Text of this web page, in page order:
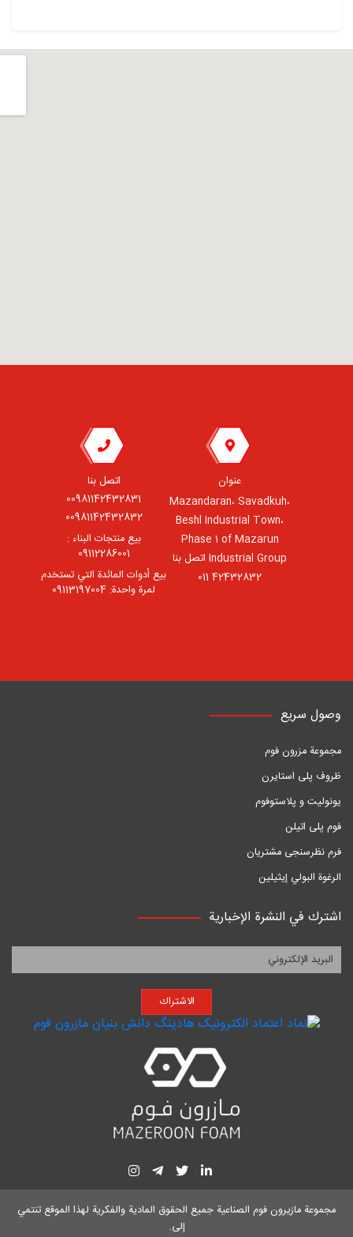
عنوان
Mazandaran، Savadkuh،
Beshl Industrial Town،
Phase 1 of Mazarun
Industrial Group اتصل بنا
42432832 011
اتصل بنا
00981142432831
00981142432832
بيع منتجات البناء :
09112286001
بيع أدوات المائدة التي تستخدم
لمرة واحدة: 09113197004
وصول سريع
مجموعة مزرون فوم
ظروف پلی استایرن
یونولیت و پلاستوفوم
فوم پلی اتیلن
فرم نظرسنجی مشتریان
الرغوة البولي إيثيلين
اشترك في النشرة الإخبارية
الاشتراك
مجموعة مازيرون فوم الصناعية جميع الحقوق المادية والفكرية لهذا الموقع تنتمي
إلى.